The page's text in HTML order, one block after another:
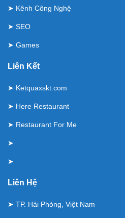
➤ Kênh Công Nghệ
➤ SEO
➤ Games
Liên Kết
➤ Ketquaxskt.com
➤ Here Restaurant
➤ Restaurant For Me
➤
➤
Liên Hệ
➤ TP. Hải Phòng, Việt Nam